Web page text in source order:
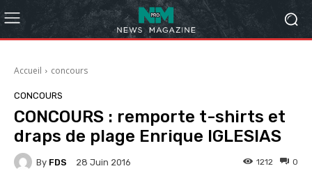
Accueil concours
CONCOURS
CONCOURS : remporte t-shirts et
draps de plage Enrique IGLESIAS
By FDS 28 Juin 2016 0
1212